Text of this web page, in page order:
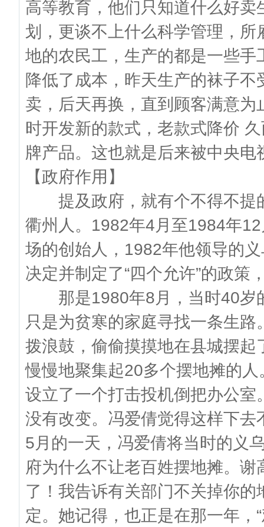
高等教育，他们只知道什么好
划，更谈不上什么科学管理，
地的农民工，生产的都是一些
降低了成本，昨天生产的袜子
卖，后天再换，直到顾客满意
时开发新的款式，老款式降价
牌产品。这也就是后来被中央电
【政府作用】
提及政府，就有个不得不提
衢州人。1982年4月至1984年
场的创始人，1982年他领导的
决定并制定了“四个允许”的政策
那是1980年8月，当时40岁
只是为贫寒的家庭寻找一条生
拨浪鼓，偷偷摸摸地在县城摆
慢慢地聚集起20多个摆地摊的
设立了一个打击投机倒把办公室
没有改变。冯爱倩觉得这样下
5月的一天，冯爱倩将当时的义
府为什么不让老百姓摆地摊。
了！我告诉有关部门不关掉你
定。她记得，也正是在那一年，